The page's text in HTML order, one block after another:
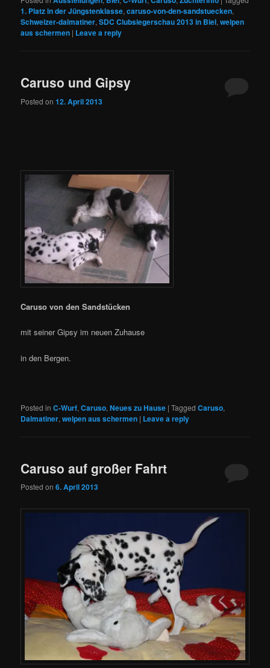
1. Platz in der Jüngstenklasse,caruso-von-den-sandstuecken,
Schweizer-dalmatiner,SDC Clubsiegerschau 2013 in Biel,welpen
aus schermen | Leave a reply
Caruso und Gipsy
Posted on12. April 2013
Caruso von den Sandstücken
mit seiner Gipsy im neuen Zuhause
in den Bergen.
Posted in C-Wurf,Caruso,Neues zu Hause |Tagged Caruso,
Dalmatiner,welpen aus schermen | Leave a reply
Caruso auf großer Fahrt
Posted on6. April 2013